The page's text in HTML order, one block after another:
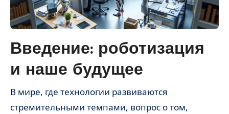
Введение: роботизация
и наше будущее
В мире, где технологии развиваются
стремительными темпами, вопрос о том,